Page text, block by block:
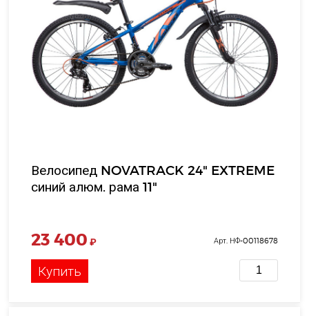
Велосипед NOVATRACK 24" EXTREME
синий алюм. рама 11"
23 400 ₽ Арт. НФ-00118678
Купить